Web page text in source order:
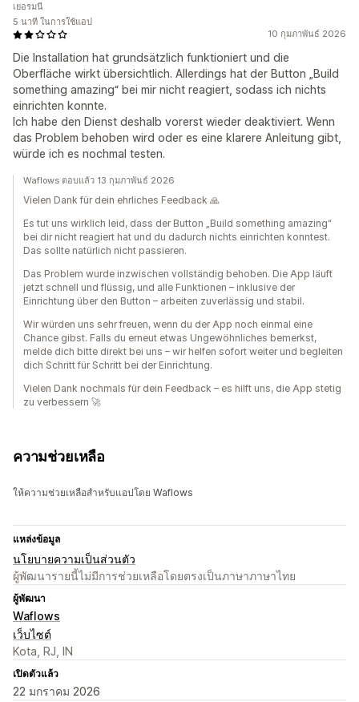
10 กุมภาพันธ์ 2026
Die Installation hat grundsätzlich funktioniert und die
Oberfläche wirkt übersichtlich. Allerdings hat der Button „Build
something amazing“ bei mir nicht reagiert, sodass ich nichts
einrichten konnte.
Ich habe den Dienst deshalb vorerst wieder deaktiviert. Wenn
das Problem behoben wird oder es eine klarere Anleitung gibt,
würde ich es nochmal testen.
เยอรมนี
5 นาที ในการใช้แอป
Waflows ตอบแล้ว 13 กุมภาพันธ์ 2026
Vielen Dank für dein ehrliches Feedback 🙏
Es tut uns wirklich leid, dass der Button „Build something amazing“
bei dir nicht reagiert hat und du dadurch nichts einrichten konntest.
Das sollte natürlich nicht passieren.
Das Problem wurde inzwischen vollständig behoben. Die App läuft
jetzt schnell und flüssig, und alle Funktionen – inklusive der
Einrichtung über den Button – arbeiten zuverlässig und stabil.
Wir würden uns sehr freuen, wenn du der App noch einmal eine
Chance gibst. Falls du erneut etwas Ungewöhnliches bemerkst,
melde dich bitte direkt bei uns – wir helfen sofort weiter und begleiten
dich Schritt für Schritt bei der Einrichtung.
Vielen Dank nochmals für dein Feedback – es hilft uns, die App stetig
zu verbessern 🚀
ความช่วยเหลือ
ให้ความช่วยเหลือสำหรับแอปโดย Waflows
แหล่งข้อมูล
นโยบายความเป็นส่วนตัว
ผู้พัฒนารายนี้ไม่มีการช่วยเหลือโดยตรงเป็นภาษาภาษาไทย
ผู้พัฒนา
Waflows
เว็บไซต์
Kota, RJ, IN
เปิดตัวแล้ว
22 มกราคม 2026